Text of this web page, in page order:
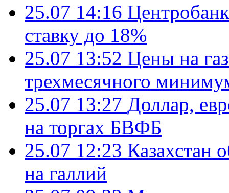
25.07 14:16
ставку до 18%
25.07 13:52 Цены на
трехмесячного
25.07 13:27 Доллар,
на торгах БВФБ
25.07 12:23 Казахстан
на галлий